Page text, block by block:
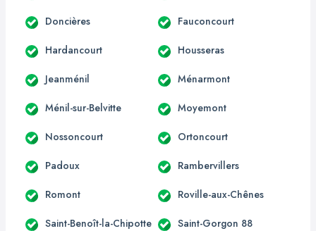
Doncières Fauconcourt
Hardancourt Housseras
Jeanménil Ménarmont
Ménil-sur-Belvitte Moyemont
Nossoncourt Ortoncourt
Padoux Rambervillers
Romont Roville-aux-Chênes
Saint-Benoît-la-Chipotte Saint-Gorgon 88